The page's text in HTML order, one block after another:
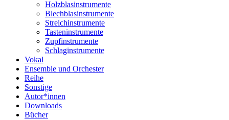
Holzblasinstrumente
Blechblasinstrumente
Streichinstrumente
Tasteninstrumente
Zupfinstrumente
Schlaginstrumente
Vokal
Ensemble und Orchester
Reihe
Sonstige
Autor*innen
Downloads
Bücher